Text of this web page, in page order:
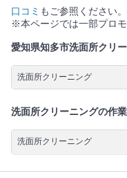
口コミ もご参照ください。
※本ページでは一部プロ
愛知県知多市洗面所クリ
洗面所クリーニング
洗面所クリーニングの作
洗面所クリーニング